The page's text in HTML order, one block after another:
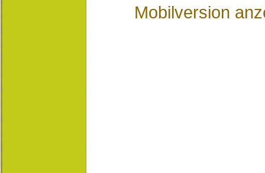
Mobilversion